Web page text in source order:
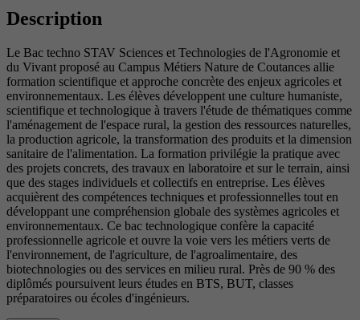
Description
Le Bac techno STAV Sciences et Technologies de l'Agronomie et
du Vivant proposé au Campus Métiers Nature de Coutances allie
formation scientifique et approche concrète des enjeux agricoles et
environnementaux. Les élèves développent une culture humaniste,
scientifique et technologique à travers l'étude de thématiques comme
l'aménagement de l'espace rural, la gestion des ressources naturelles,
la production agricole, la transformation des produits et la dimension
sanitaire de l'alimentation. La formation privilégie la pratique avec
des projets concrets, des travaux en laboratoire et sur le terrain, ainsi
que des stages individuels et collectifs en entreprise. Les élèves
acquièrent des compétences techniques et professionnelles tout en
développant une compréhension globale des systèmes agricoles et
environnementaux. Ce bac technologique confère la capacité
professionnelle agricole et ouvre la voie vers les métiers verts de
l'environnement, de l'agriculture, de l'agroalimentaire, des
biotechnologies ou des services en milieu rural. Près de 90 % des
diplômés poursuivent leurs études en BTS, BUT, classes
préparatoires ou écoles d'ingénieurs.